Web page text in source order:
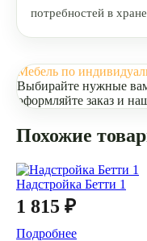
потребностей в
Мебель по
Выбирайте нужные
оформляйте заказ и
Похожие
Надстройка Бетти 1
1 815 ₽
Подробнее